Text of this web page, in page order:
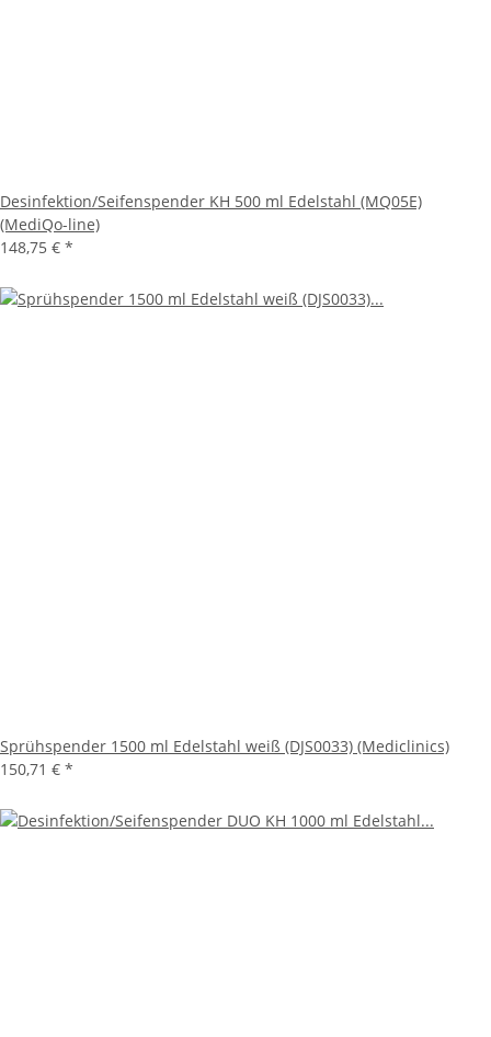
Desinfektion/Seifenspender KH 500 ml Edelstahl (MQ05E)
(MediQo-line)
148,75 € *
Sprühspender 1500 ml Edelstahl weiß (DJS0033) (Mediclinics)
150,71 € *